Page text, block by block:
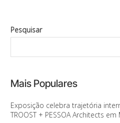
Pesquisar
Mais Populares
Exposição celebra trajetória
TROOST + PESSOA Architects em